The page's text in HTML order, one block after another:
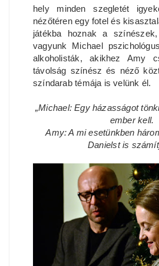
hely minden szegletét
nézőtéren egy fotel és
játékba hoznak a
vagyunk Michael
alkoholisták, akikhez Amy
távolság színész és néző
színdarab témája is velünk él.
„Michael: Egy házasságot
ember kell.
Amy: A mi esetünkben
Danielst is